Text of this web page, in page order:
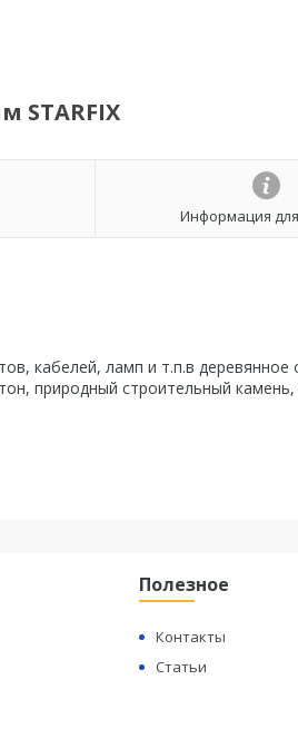
STARFIX
Информация
кабелей, ламп и т.п.в деревянное
природный строительный камень,
Полезное
Контакты
Статьи